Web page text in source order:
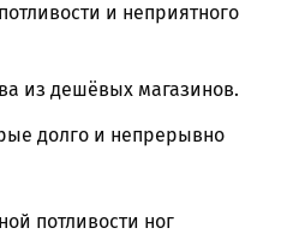
и неприятного
из дешёвых магазинов.
долго и непрерывно
потливости ног